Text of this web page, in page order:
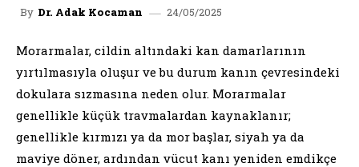
By Dr. Adak Kocaman 24/05/2025
Morarmalar, cildin altındaki kan damarlarının
yırtılmasıyla oluşur ve bu durum kanın çevresindeki
dokulara sızmasına neden olur. Morarmalar
genellikle küçük travmalardan kaynaklanır;
genellikle kırmızı ya da mor başlar, siyah ya da
maviye döner, ardından vücut kanı yeniden emdikçe